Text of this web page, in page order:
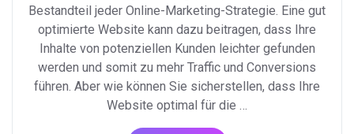
Bestandteil jeder Online-Marketing-Strategie. Eine gut
optimierte Website kann dazu beitragen, dass Ihre
Inhalte von potenziellen Kunden leichter gefunden
werden und somit zu mehr Traffic und Conversions
führen. Aber wie können Sie sicherstellen, dass Ihre
Website optimal für die …